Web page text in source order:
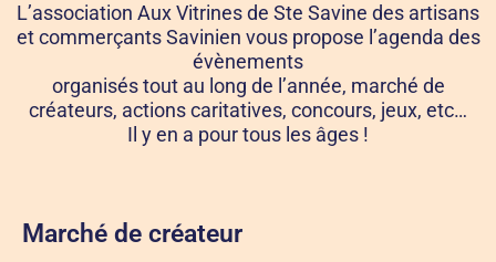
L’association Aux Vitrines de Ste Savine des artisans
et commerçants Savinien vous propose l’agenda des
évènements
organisés tout au long de l’année, marché de
créateurs, actions caritatives, concours, jeux, etc…
Il y en a pour tous les âges !
Marché de créateur